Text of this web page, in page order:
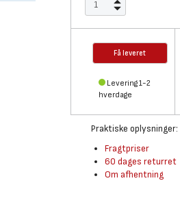
Få leveret
Levering 1-2
hverdage
Praktiske oplysninger:
Fragtpriser
60 dages returret
Om afhentning